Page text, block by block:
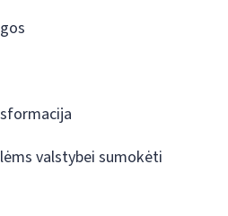
valstybei sumokėti